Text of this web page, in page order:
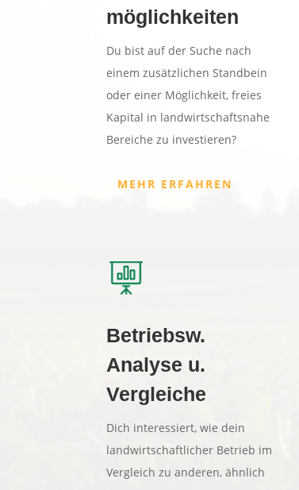
möglichkeiten
Du bist auf der Suche nach
einem zusätzlichen Standbein
oder einer Möglichkeit, freies
Kapital in landwirtschaftsnahe
Bereiche zu investieren?
MEHR ERFAHREN
Betriebsw.
Analyse u.
Vergleiche
Dich interessiert, wie dein
landwirtschaftlicher Betrieb im
Vergleich zu anderen, ähnlich